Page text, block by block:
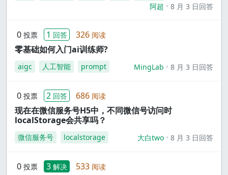
阿超
8 月 3 日回答
0 投票 1 回答 326 阅读
零基础如何入门ai训练师?
aigc 人工智能 prompt MingLab 8 月 3 日回答
0 投票 2 回答 686 阅读
现在在微信服务号H5中，不同微信号访问时
localStorage会共享吗？
微信服务号 localstorage 大白two 8 月 3 日回答
0 投票 3 解决 533 阅读